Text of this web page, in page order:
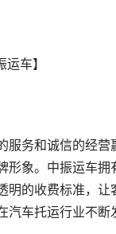
车】
务和诚信的经
形象。中振运车
的收费标准，
车托运行业不断